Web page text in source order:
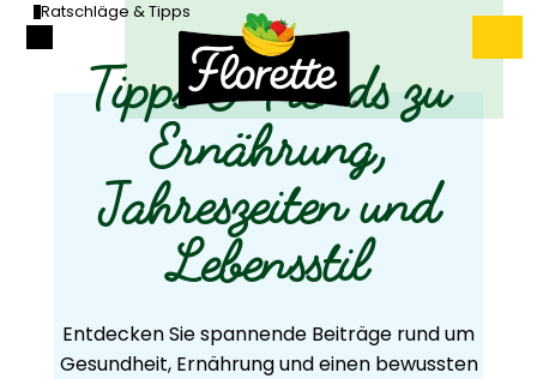
Ratschläge & Tipps
Tipps & Trends zu
Ernährung,
Jahreszeiten und
Lebensstil
Entdecken Sie spannende Beiträge rund um
Gesundheit, Ernährung und einen bewussten